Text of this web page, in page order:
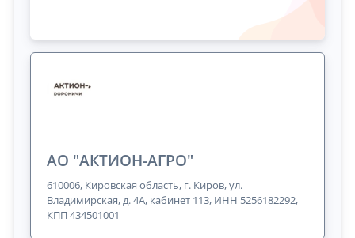
АО "АКТИОН-АГРО"
610006, Кировская область, г. Киров, ул.
Владимирская, д. 4А, кабинет 113, ИНН 5256182292,
КПП 434501001